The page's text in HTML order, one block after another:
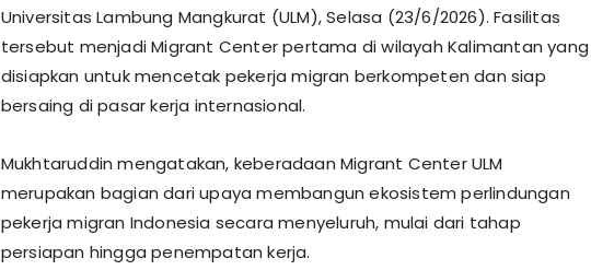
Universitas Lambung Mangkurat (ULM), Selasa (23/6/2026). Fasilitas
tersebut menjadi Migrant Center pertama di wilayah Kalimantan yang
disiapkan untuk mencetak pekerja migran berkompeten dan siap
bersaing di pasar kerja internasional.
Mukhtaruddin mengatakan, keberadaan Migrant Center ULM
merupakan bagian dari upaya membangun ekosistem perlindungan
pekerja migran Indonesia secara menyeluruh, mulai dari tahap
persiapan hingga penempatan kerja.